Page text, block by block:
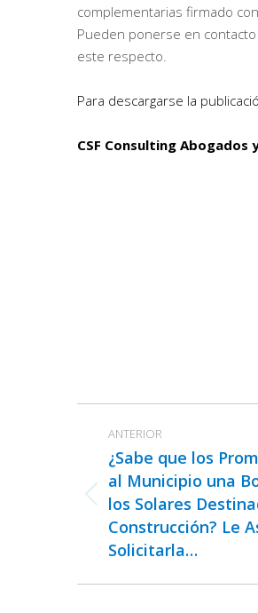
complementarias firmado
Pueden ponerse en
este respecto.
Para descargarse la
CSF Consulting Abogados
entre
publicaciones
ANTERIOR
Publicación
anterior:
¿Sabe que los
al Municipio una
los Solares
Construcción? Le
Solicitarla…